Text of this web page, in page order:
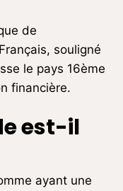
de
souligné
le pays 16ème
financière.
est-il
ayant une